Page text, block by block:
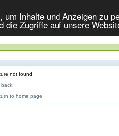
um Inhalte und Anzeigen zu
die Zugriffe auf unsere
not found
back
to home page